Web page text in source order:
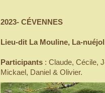
2023- CÉVENNES
Lieu-dit La Mouline, La-
Participants : Claude, Cécile,
Mickael, Daniel & Olivier.